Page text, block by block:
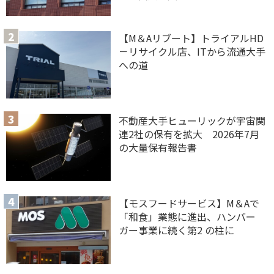
【M＆Aリブート】トライアルHD
－リサイクル店、ITから流通大手
への道
不動産大手ヒューリックが宇宙関
連2社の保有を拡大 2026年7月
の大量保有報告書
【モスフードサービス】M＆Aで
「和食」業態に進出、ハンバー
ガー事業に続く第2 の柱に